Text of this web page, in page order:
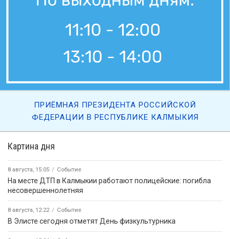
Картина дня
8 августа, 15:05 Событие
На месте ДТП в Калмыкии работают полицейские: погибла
несовершеннолетняя
8 августа, 12:22 Событие
В Элисте сегодня отметят День физкультурника
ПРИЁМНАЯ ПРЕЗИДЕНТА РОССИЙСКОЙ
ФЕДЕРАЦИИ В РЕСПУБЛИКЕ КАЛМЫКИЯ